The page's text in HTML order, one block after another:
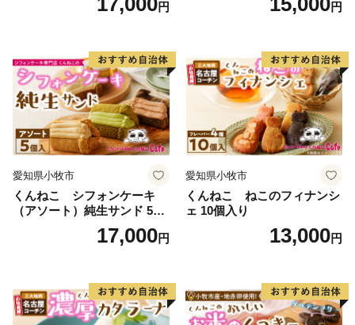
円 円
愛知県小牧市
くんねこ シフォンケーキ
（アソート）純生サンド 5個
17,000円
愛知県小牧市
くんねこ ねこのフィナンシ
ェ 10個入り
13,000円